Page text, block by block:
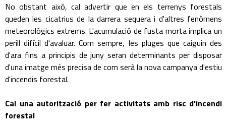
No obstant això, cal advertir que en els terrenys forestals
queden les cicatrius de la darrera sequera i d'altres fenòmens
meteorològics extrems. L'acumulació de fusta morta implica un
perill difícil d'avaluar. Com sempre, les pluges que caiguin des
d'ara fins a principis de juny seran determinants per disposar
d'una imatge més precisa de com serà la nova campanya d'estiu
d'incendis forestal.
Cal una autorització per fer activitats amb risc d'incendi
forestal